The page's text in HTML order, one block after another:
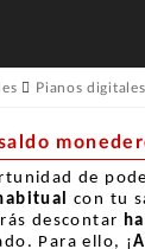
Pianos digitales
de
con tu
descontar
Para ello, ¡